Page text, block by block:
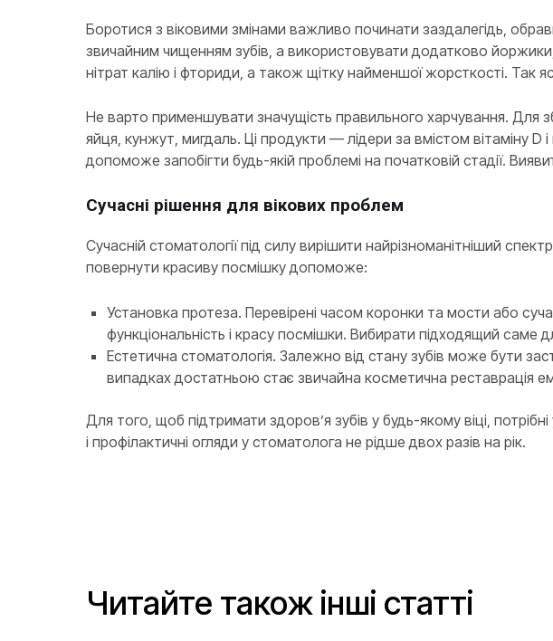
Боротися з віковими змінами важливо починати заздалегідь,
звичайним чищенням зубів, а використовувати додатково йоржики,
нітрат калію і фториди, а також щітку найменшої жорсткості. Так
Не варто применшувати значущість правильного харчування. Для
яйця, кунжут, мигдаль. Ці продукти — лідери за вмістом вітаміну
допоможе запобігти будь-якій проблемі на початковій стадії.
Сучасні рішення для вікових проблем
Сучасній стоматології під силу вирішити найрізноманітніший
повернути красиву посмішку допоможе:
Установка протеза. Перевірені часом коронки та мости або
функціональність і красу посмішки. Вибирати підходящий саме
Естетична стоматологія. Залежно від стану зубів може бути
випадках достатньою стає звичайна косметична реставрація
Для того, щоб підтримати здоров’я зубів у будь-якому віці,
і профілактичні огляди у стоматолога не рідше двох разів на рік.
Читайте також інші статті